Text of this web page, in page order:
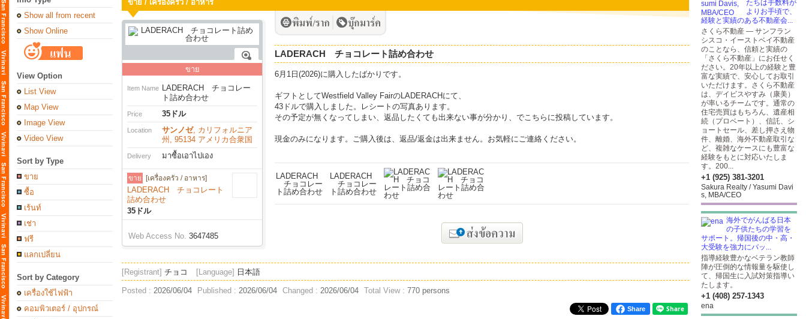
Show all from recent
Show Online
View Option
List View
Map View
Image View
Video View
Sort by Type
ขาย
ซื้อ
เร้นท์
เช่า
ฟรี
แลกเปลี่ยน
Sort by Category
เครื่องใช้ไฟฟ้า
คอมพิวเตอร์ / อุปกรณ์
ขาย / เครื่องครัว / อาหาร
ขาย
Item Name LADERACH チョコレー
ト詰め合わせ
Price 35ドル
Location サンノゼ, カリフォルニア
州, 95134 アメリカ合衆国
Delivery มาซื้อเอาไปเอง
ขาย [เครื่องครัว / อาหาร]
LADERACH チョコレート
詰め合わせ
35ドル
Web Access No. 3647485
LADERACH チョコレート詰め合わせ
6月1日(2026)に購入したばかりです。
ギフトとしてWestfield Valley FairのLADERACHにて、
43ドルで購入しました。レシートの写真あります。
その予定が無くなってしまい、返品したくても出来ない事が分かり、でこちらに投稿しています。
現金のみになります。ご購入後は、返品/返金は出来ません。お気軽にご連絡ください。
[Registrant] チョコ [Language] 日本語
Posted : 2026/06/04 Published : 2026/06/04 Changed : 2026/06/04 Total View : 770 persons
Share
たちは手数料が
よりお手頃で、
経験と実績のある不動産会...
さくら不動産 — サンフラン
シスコ・イーストベイ不動産
のことなら、信頼と実績の
「さくら不動産」にお任せく
ださい。20年以上の経験と豊
富な実績で、安心してお取引
いただけます。さくら不動産
は、デイビスやすみ（康美）
が率いるチームです。通常の
住宅売買はもちろん、遺産相
続（プロベート）、信託、シ
ョートセール、差し押さえ物
件、離婚、海外不動産取引な
ど、複雑なケースにも豊富な
経験をもとに対応いたしま
す。200...
+1 (925) 381-3201
Sakura Realty / Yasumi Davi
s, MBA/CEO
海外でがんばる日本
の子供たちの学習を
サポート。帰国後の中・高・
大受験を強力にバッ...
指導経験豊かなベテラン教師
陣が圧倒的な情報量を駆使し
て、帰国生に入試対策指導い
たします。
+1 (408) 257-1343
ena